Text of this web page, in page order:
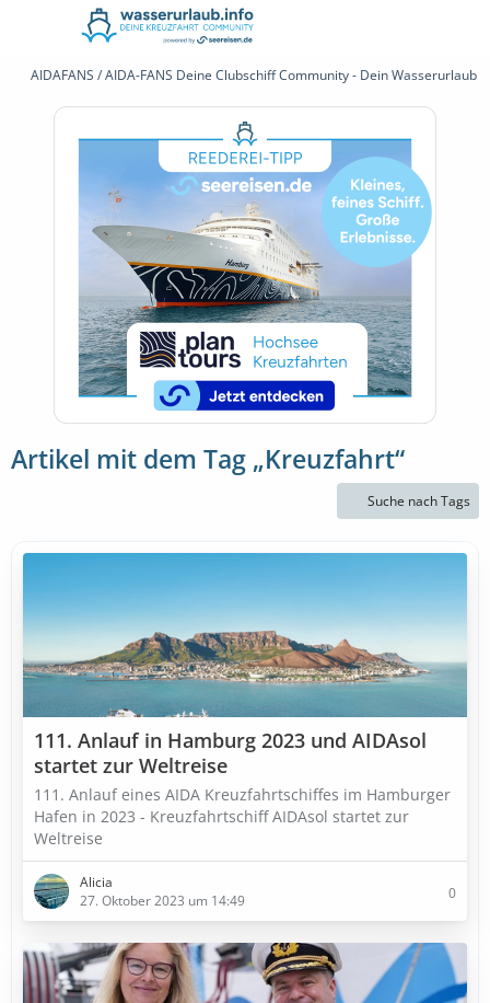
AIDAFANS / AIDA-FANS Deine Clubschiff Community - Dein Wasserurlaub
Artikel mit dem Tag „Kreuzfahrt“
Suche nach Tags
111. Anlauf in Hamburg 2023 und AIDAsol
startet zur Weltreise
111. Anlauf eines AIDA Kreuzfahrtschiffes im Hamburger
Hafen in 2023 - Kreuzfahrtschiff AIDAsol startet zur
Weltreise
Alicia
27. Oktober 2023 um 14:49
0